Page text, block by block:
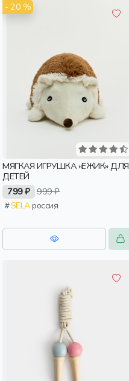
- 20 %
МЯГКАЯ ИГРУШКА «ЕЖИК» ДЛЯ
ДЕТЕЙ
799 ₽ 999 ₽
SELAроссия